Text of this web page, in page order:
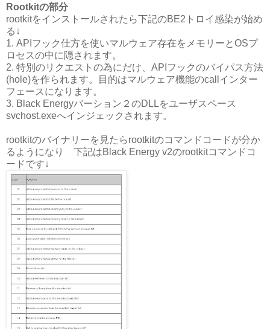
Rootkitの部分
rootkitをインストールされたら下記のBE2トロイ感染が始め
る↓
1. APIフック仕方を使いマルウェア存在をメモリーとOSプ
ロセスの中に隠されます。
2. 特別のリクエストの為にだけ、APIフックのバイパス方法
(hole)を作られます。目的はマルウェア機能のcallインター
フェースになります。
3. Black Energyバーション２のDLLをユーザスペース
svchost.exeへインジェックされます。
rootkitのバイナリーを見たらrootkitのコマンドコードが分か
るようになり 下記はBlack Energy v2のrootkitコマンドコ
ードです↓